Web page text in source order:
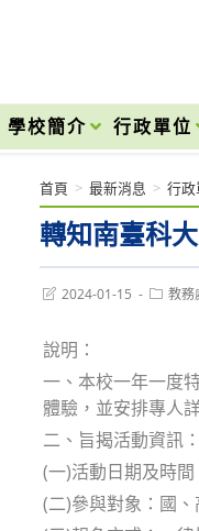
學校簡介 行政單位
轉知南臺科
首頁 > 最新消息 > 行政
Post2024-01-15
Post教務
說明：
一、本校一年一度
體驗，並安排專人
二、旨揭活動資訊：
(一)活動日期及時
(二)參與對象：國